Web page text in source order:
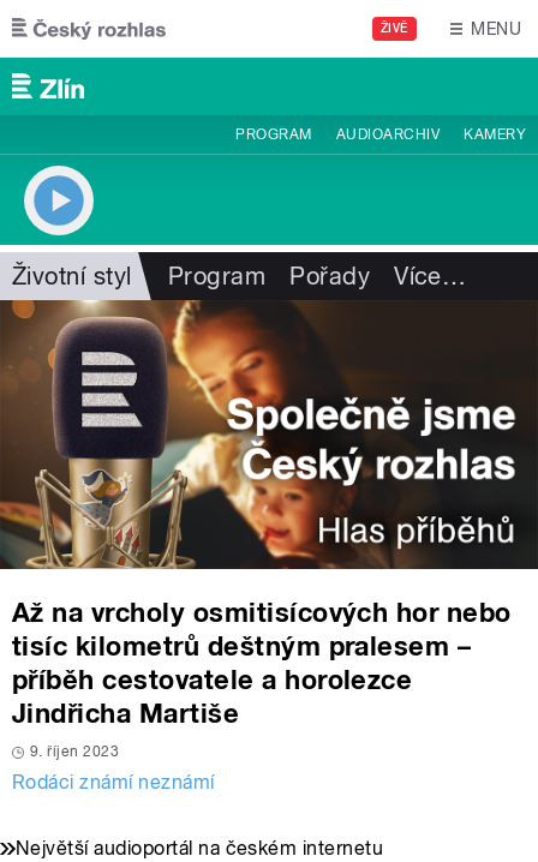
Přejít k hlavnímu obsahu
ŽIVĚ MENU
PROGRAM AUDIOARCHIV KAMERY
Životní styl Program Pořady Více…
Až na vrcholy osmitisícových hor nebo
tisíc kilometrů deštným pralesem –
příběh cestovatele a horolezce
Jindřicha Martiše
9. říjen 2023
Rodáci známí neznámí
Největší audioportál na českém internetu